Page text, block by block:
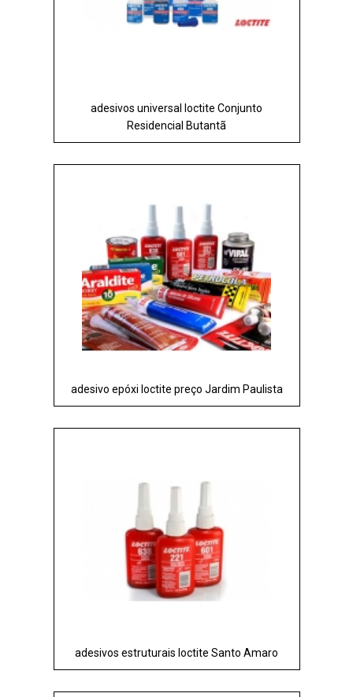
adesivos universal loctite Conjunto
Residencial Butantã
adesivo epóxi loctite preço Jardim Paulista
adesivos estruturais loctite Santo Amaro